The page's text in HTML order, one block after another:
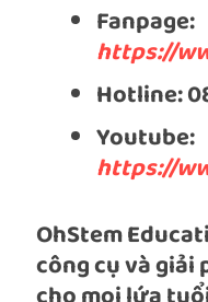
Fanpage:
https://
Hotline:
Youtube:
https://
OhStem
công cụ và giải